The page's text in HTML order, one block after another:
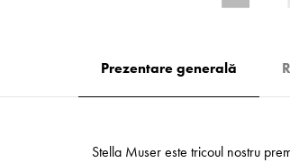
Prezentare generală
Stella Muser este tricoul nostru